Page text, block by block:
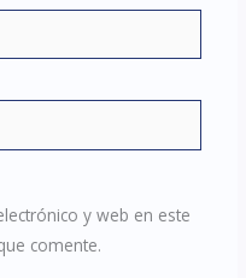
y web en este
comente.